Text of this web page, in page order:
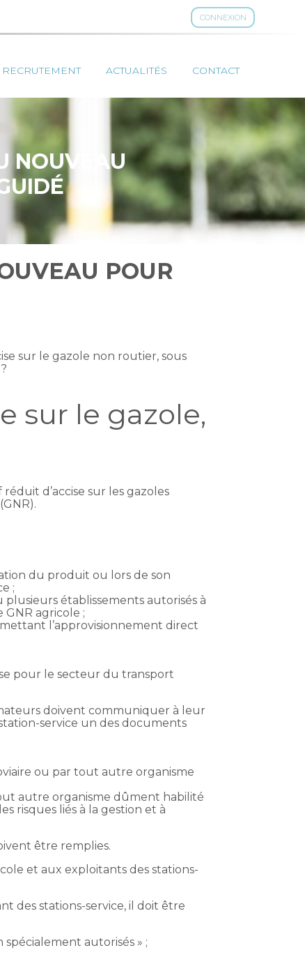
CONNEXION
RECRUTEMENT ACTUALITÉS CONTACT
NOUVEAU
POUR
sur le gazole non routier, sous
sur le gazole,
d’accise sur les gazoles
du produit ou lors de son
;
établissements autorisés à
agricole ;
l’approvisionnement direct
pour le secteur du transport
doivent communiquer à leur
service un des documents
ou par tout autre organisme
autre organisme dûment habilité
risques liés à la gestion et à
être remplies.
et aux exploitants des stations-
des stations-service, il doit être
autorisés » ;